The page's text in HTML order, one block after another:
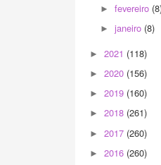
►fevereiro
►janeiro (8)
► 2021 (118)
► 2020 (156)
► 2019 (160)
► 2018 (261)
► 2017 (260)
► 2016 (260)